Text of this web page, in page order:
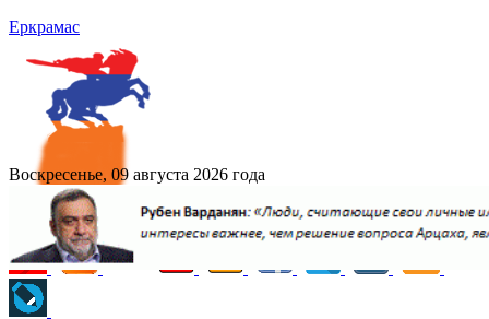
Еркрамас
Воскресенье, 09 августа 2026 года